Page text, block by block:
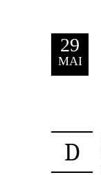
29
MAI
D